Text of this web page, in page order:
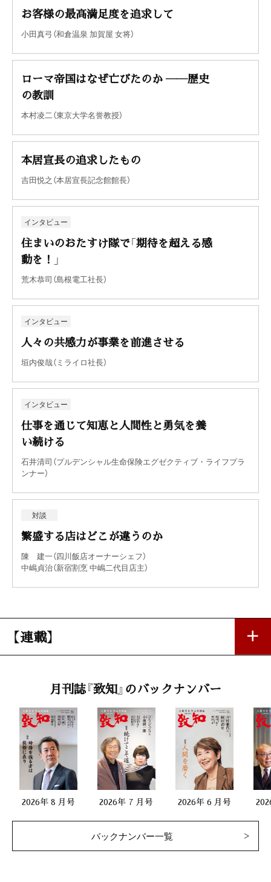
お客様の最高満足度を追求して
小田真弓（和倉温泉 加賀屋 女将）
ローマ帝国はなぜ亡びたのか ――歴史
の教訓
本村凌二（東京大学名誉教授）
本居宣長の追求したもの
吉田悦之（本居宣長記念館館長）
インタビュー
住まいのおたすけ隊で「期待を超える感
動を！」
荒木恭司（島根電工社長）
インタビュー
人々の共感力が事業を前進させる
垣内俊哉（ミライロ社長）
インタビュー
仕事を通じて知恵と人間性と勇気を養
い続ける
石井清司（プルデンシャル生命保険エグゼクティブ・ライフプラ
ンナー）
対談
繁盛する店はどこが違うのか
陳 建一（四川飯店オーナーシェフ）
中嶋貞治（新宿割烹 中嶋二代目店主）
【連載】
私の座右銘
「花を見ていみじと思う心あらばさて生きよ」赤井益久（國學院大
學学長）
第一線で活躍する女性
「自分自身が社会を変える石になる」
奥田浩美（ウィズグループ社長）
「厳しさの中にこそ成長がある」
比屋根 毅（エーデルワイス会長）
月刊誌『致知』のバックナンバー
2026年 8 月号 2026年 7 月号 2026年 6 月号
バックナンバー一覧